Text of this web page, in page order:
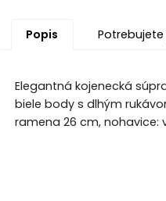
Popis
Elegantná kojenecká
biele body s dlhým
ramena 26 cm, nohavice: